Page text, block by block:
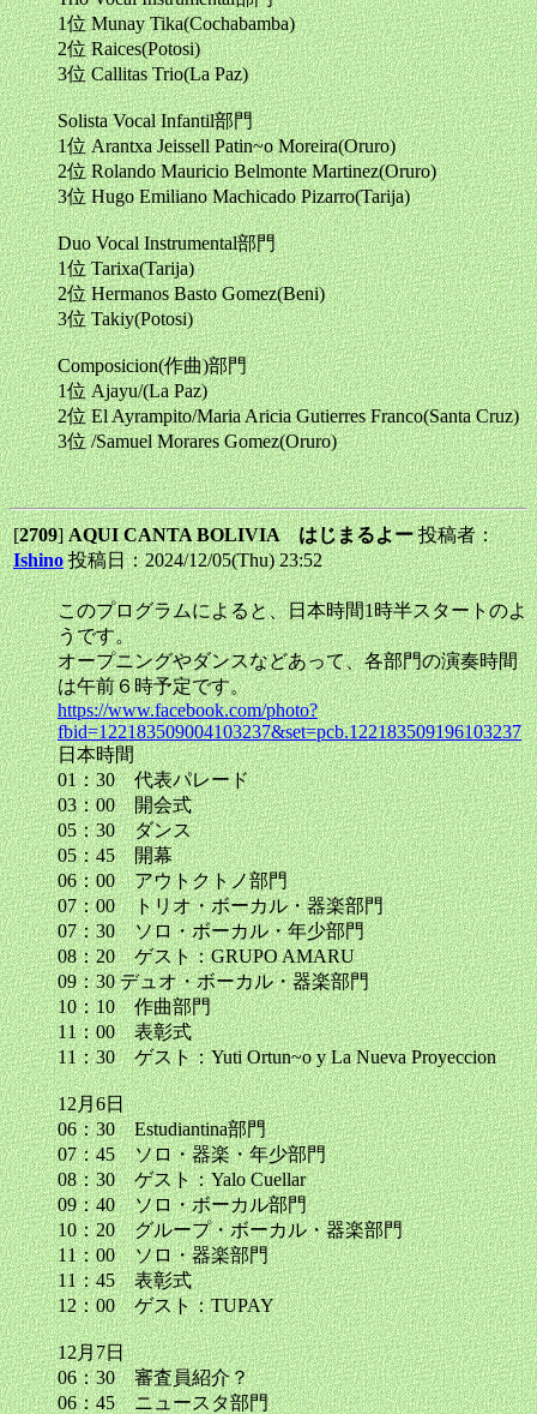
1位 Munay Tika(Cochabamba)
2位 Raices(Potosi)
3位 Callitas Trio(La Paz)
Solista Vocal Infantil部門
1位 Arantxa Jeissell Patin~o Moreira(Oruro)
2位 Rolando Mauricio Belmonte Martinez(Oruro)
3位 Hugo Emiliano Machicado Pizarro(Tarija)
Duo Vocal Instrumental部門
1位 Tarixa(Tarija)
2位 Hermanos Basto Gomez(Beni)
3位 Takiy(Potosi)
Composicion(作曲)部門
1位 Ajayu/(La Paz)
2位 El Ayrampito/Maria Aricia Gutierres Franco(Santa Cruz)
3位 /Samuel Morares Gomez(Oruro)
[2709]AQUI CANTA BOLIVIA はじまるよー投稿者：
Ishino 投稿日：2024/12/05(Thu) 23:52
このプログラムによると、日本時間1時半スタートのよ
うです。
オープニングやダンスなどあって、各部門の演奏時間
は午前６時予定です。
https://www.facebook.com/photo?
fbid=122183509004103237&set=pcb.122183509196103237
日本時間
01：30 代表パレード
03：00 開会式
05：30 ダンス
05：45 開幕
06：00 アウトクトノ部門
07：00 トリオ・ボーカル・器楽部門
07：30 ソロ・ボーカル・年少部門
08：20 ゲスト：GRUPO AMARU
09：30 デュオ・ボーカル・器楽部門
10：10 作曲部門
11：00 表彰式
11：30 ゲスト：Yuti Ortun~o y La Nueva Proyeccion
12月6日
06：30 Estudiantina部門
07：45 ソロ・器楽・年少部門
08：30 ゲスト：Yalo Cuellar
09：40 ソロ・ボーカル部門
10：20 グループ・ボーカル・器楽部門
11：00 ソロ・器楽部門
11：45 表彰式
12：00 ゲスト：TUPAY
12月7日
06：30 審査員紹介？
06：45 ニュースタ部門